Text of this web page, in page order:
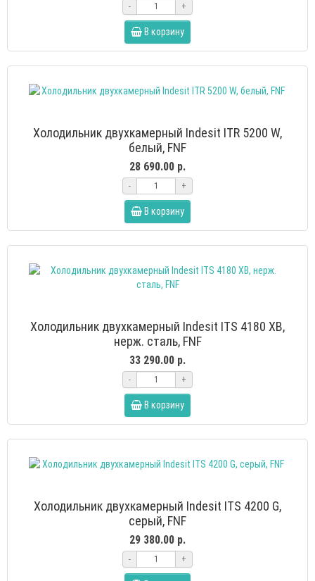
- +
В корзину
Холодильник двухкамерный Indesit ITR 5200 W,
белый, FNF
28 690.00 р.
- +
В корзину
Холодильник двухкамерный Indesit ITS 4180 XB,
нерж. сталь, FNF
33 290.00 р.
- +
В корзину
Холодильник двухкамерный Indesit ITS 4200 G,
серый, FNF
29 380.00 р.
- +